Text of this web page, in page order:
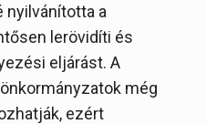
nyilvánította a
lerövidíti és
eljárást. A
még
ezért